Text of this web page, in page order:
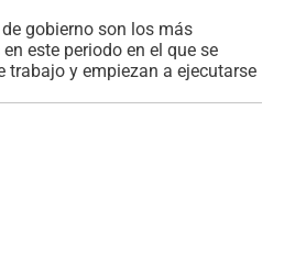
gobierno son los más
este periodo en el que se
trabajo y empiezan a ejecutarse